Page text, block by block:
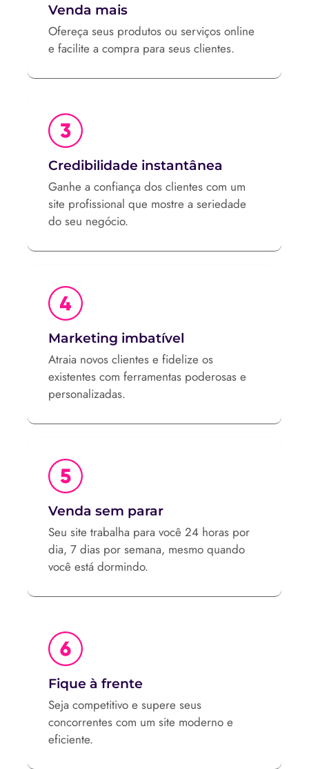
Venda mais
Ofereça seus produtos ou serviços online
e facilite a compra para seus clientes.
Credibilidade instantânea
Ganhe a confiança dos clientes com um
site profissional que mostre a seriedade
do seu negócio.
Marketing imbatível
Atraia novos clientes e fidelize os
existentes com ferramentas poderosas e
personalizadas.
Venda sem parar
Seu site trabalha para você 24 horas por
dia, 7 dias por semana, mesmo quando
você está dormindo.
Fique à frente
Seja competitivo e supere seus
concorrentes com um site moderno e
eficiente.